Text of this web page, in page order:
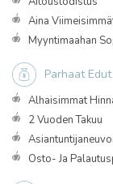
Aina
Myyntimaahan
Parhaat Edut
Alhaisimmat
2 Vuoden Takuu
Osto- Ja